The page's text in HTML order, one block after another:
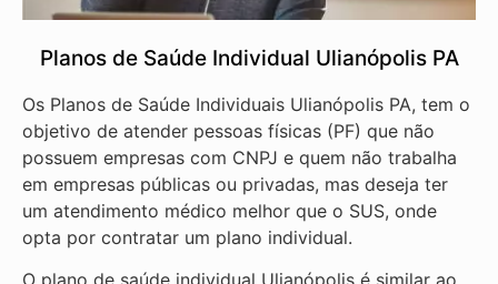
Planos de Saúde Individual Ulianópolis PA
Os Planos de Saúde Individuais Ulianópolis PA, tem o
objetivo de atender pessoas físicas (PF) que não
possuem empresas com CNPJ e quem não trabalha
em empresas públicas ou privadas, mas deseja ter
um atendimento médico melhor que o SUS, onde
opta por contratar um plano individual.
O plano de saúde individual Ulianópolis é similar ao